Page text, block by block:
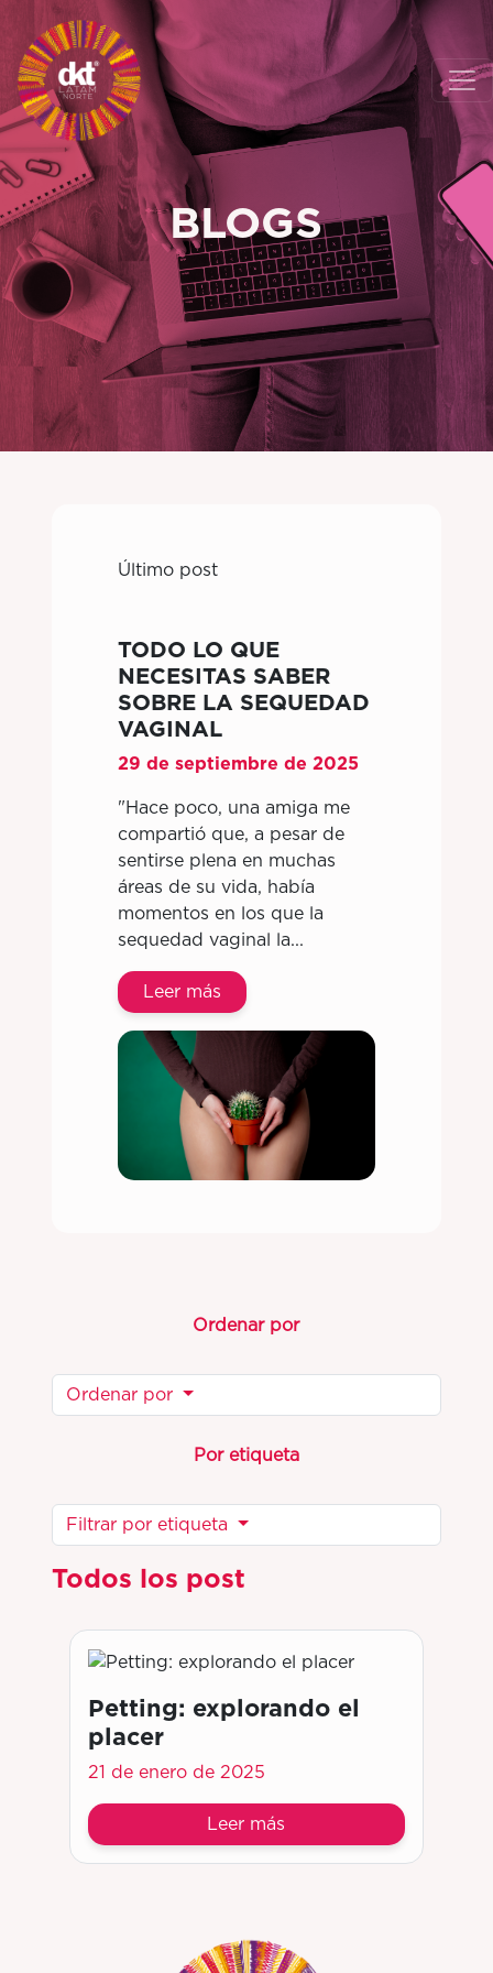
BLOGS
Último post
TODO LO QUE
NECESITAS SABER
SOBRE LA SEQUEDAD
VAGINAL
29 de septiembre de 2025
"Hace poco, una amiga me
compartió que, a pesar de
sentirse plena en muchas
áreas de su vida, había
momentos en los que la
sequedad vaginal la...
Leer más
Ordenar por
Ordenar por
Por etiqueta
Filtrar por etiqueta
Todos los post
Petting: explorando el
placer
21 de enero de 2025
Leer más